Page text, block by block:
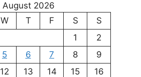
August 2026
W T F S
S
1
2
5 6 7 8
9
12 13 14 15
16